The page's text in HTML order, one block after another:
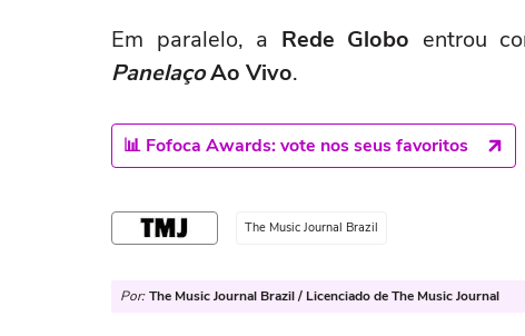
Em paralelo, a Rede Globo entrou
PanelaçoAo Vivo.
📊 Fofoca Awards: vote nos seus favoritos
The Music Journal Brazil
Por: The Music Journal Brazil / Licenciado de The Music Journal